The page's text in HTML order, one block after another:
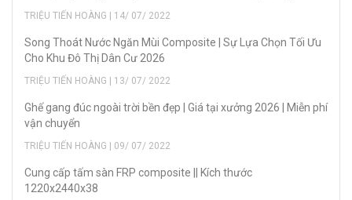
TRIỆU TIẾN HOÀNG | 14/ 07/ 2022
Song Thoát Nước Ngăn Mùi Composite | Sự Lựa Chọn Tối Ưu
Cho Khu Đô Thị Dân Cư 2026
TRIỆU TIẾN HOÀNG | 13/ 07/ 2022
Ghế gang đúc ngoài trời bền đẹp | Giá tại xưởng 2026 | Miễn phí
vận chuyển
TRIỆU TIẾN HOÀNG | 09/ 07/ 2022
Cung cấp tấm sàn FRP composite || Kích thước
1220x2440x38